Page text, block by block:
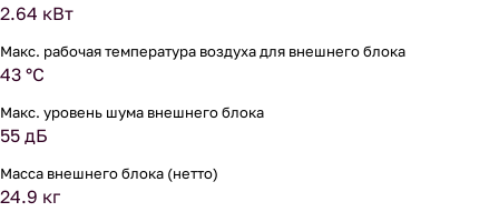
2.64 кВт
Макс. рабочая температура воздуха для внешнего блока
43 °С
Макс. уровень шума внешнего блока
55 дБ
Масса внешнего блока (нетто)
24.9 кг